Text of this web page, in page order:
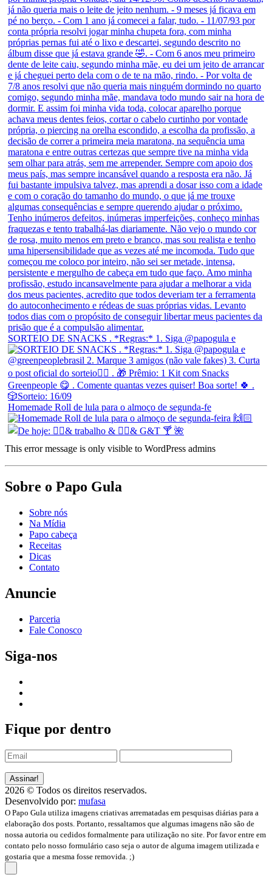
SORTEIO DE SNACKS . *Regras:* 1. Siga @papogula e
Homemade Roll de lula para o almoço de segunda-fe
This error message is only visible to WordPress admins
Sobre o Papo Gula
Sobre nós
Na Mídia
Papo cabeça
Receitas
Dicas
Contato
Anuncie
Parceria
Fale Conosco
Siga-nos
Fique por dentro
2026 © Todos os direitos reservados.
Desenvolvido por: mufasa
O Papo Gula utiliza imagens criativas arrematadas em pesquisas diárias para a
elaboração dos posts. Portanto, ressaltamos que algumas imagens não são de
nossa autoria ou cedidos formalmente para utilização no site. Por favor entre em
contato pelo nosso formulário caso seja o autor de alguma imagem utilizada e
gostaria que a mesma fosse removida. ;)